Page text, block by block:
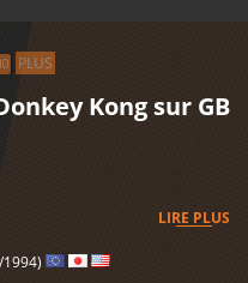
PLUS
Kong sur GB
LIRE PLUS